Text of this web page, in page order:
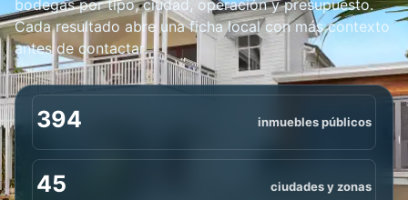
bodegas por tipo, ciudad, operación y presupuesto.
Cada resultado abre una ficha local con más contexto
antes de contactar.
394 inmuebles públicos
45 ciudades y zonas